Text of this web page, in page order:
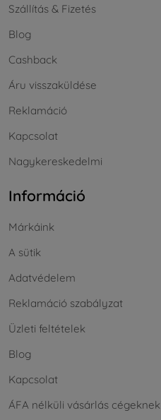
Szállítás & Fizetés
Blog
Cashback
Áru visszaküldése
Reklamáció
Kapcsolat
Nagykereskedelmi
Információ
Márkáink
A sütik
Adatvédelem
Reklamáció szabályzat
Üzleti feltételek
Blog
Kapcsolat
ÁFA nélküli vásárlás cégeknek